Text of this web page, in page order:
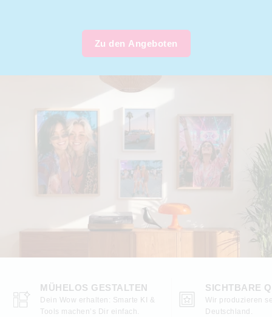
Zu den Angeboten
MÜHELOS GESTALTEN
Dein Wow erhalten: Smarte KI &
Tools machen’s Dir einfach.
SICHTBARE
Wir produzieren
Deutschland.